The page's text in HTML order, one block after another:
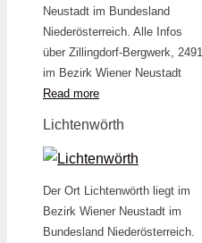
Neustadt im Bundesland
Niederösterreich. Alle Infos
über Zillingdorf-Bergwerk, 2491
im Bezirk Wiener Neustadt
Read more
Lichtenwörth
Der Ort Lichtenwörth liegt im
Bezirk Wiener Neustadt im
Bundesland Niederösterreich.